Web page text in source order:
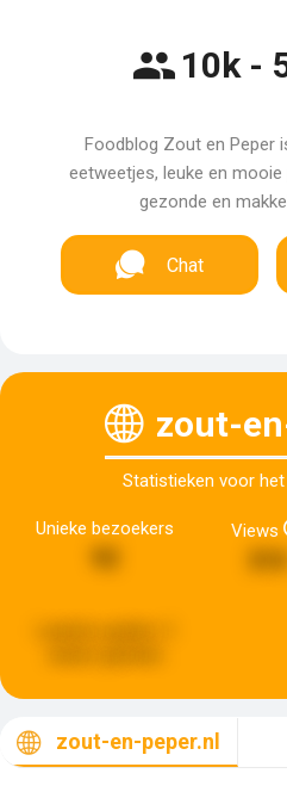
10k -
Foodblog Zout en Peper
eetweetjes, leuke en
gezonde en
Chat
zout-
Statistieken voor
Unieke bezoekers Views
zout-en-peper.nl